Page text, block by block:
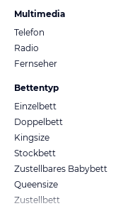
Multimedia
Telefon
Radio
Fernseher
Bettentyp
Einzelbett
Doppelbett
Kingsize
Stockbett
Zustellbares Babybett
Queensize
Zustellbett